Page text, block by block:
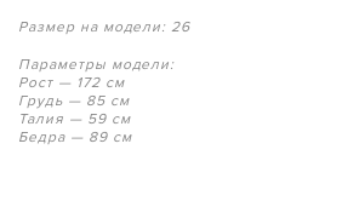
Размер на модели: 26
Параметры модели:
Рост — 172 см
Грудь — 85 см
Талия — 59 см
Бедра — 89 см